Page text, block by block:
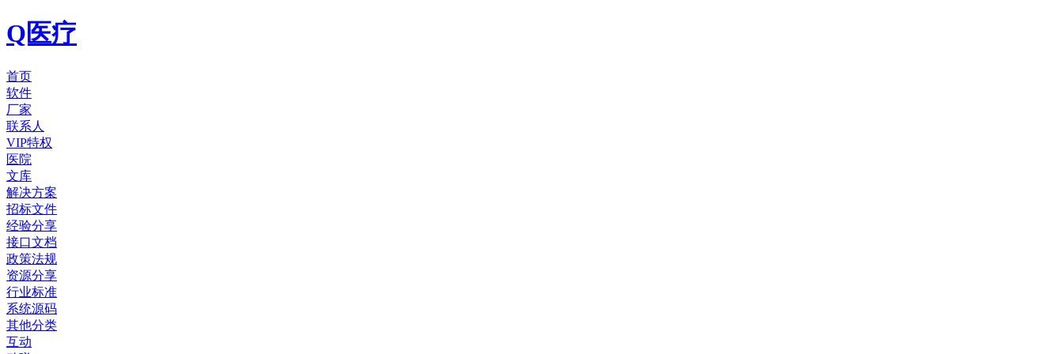
Q医疗
首页
软件
厂家
联系人
VIP特权
医院
文库
解决方案
招标文件
经验分享
接口文档
政策法规
资源分享
行业标准
系统源码
其他分类
互动